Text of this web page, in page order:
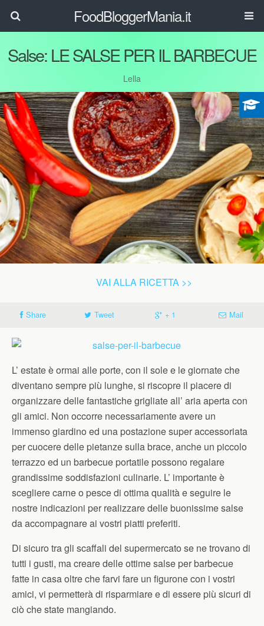
FoodBloggerMania.it
Salse: LE SALSE PER IL BARBECUE
Lella
VAI ALLA RICETTA >>
Share Tweet + 1 Mail
L’ estate è ormai alle porte, con il sole e le giornate che
diventano sempre più lunghe, si riscopre il piacere di
organizzare delle fantastiche grigliate all’ aria aperta con
gli amici. Non occorre necessariamente avere un
immenso giardino ed una postazione super accessoriata
per cuocere delle pietanze sulla brace, anche un piccolo
terrazzo ed un barbecue portatile possono regalare
grandissime soddisfazioni culinarie. L’ importante è
scegliere carne o pesce di ottima qualità e seguire le
nostre indicazioni per realizzare delle buonissime salse
da accompagnare ai vostri piatti preferiti.
Di sicuro tra gli scaffali del supermercato se ne trovano di
tutti i gusti, ma creare delle ottime salse per barbecue
fatte in casa oltre che farvi fare un figurone con i vostri
amici, vi permetterà di risparmiare e di essere più sicuri di
ciò che state mangiando.